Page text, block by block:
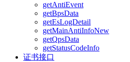
getAntiEvent
getBpsData
getEsLogDetail
getMainAntiInfoNew
getQpsData
getStatusCodeInfo
证书接口